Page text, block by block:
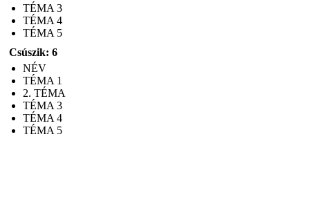
TÉMA 3
TÉMA 4
TÉMA 5
Csúszik: 6
NÉV
TÉMA 1
2. TÉMA
TÉMA 3
TÉMA 4
TÉMA 5